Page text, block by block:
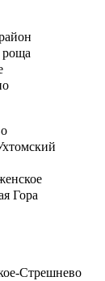
Гора
Стрешнево